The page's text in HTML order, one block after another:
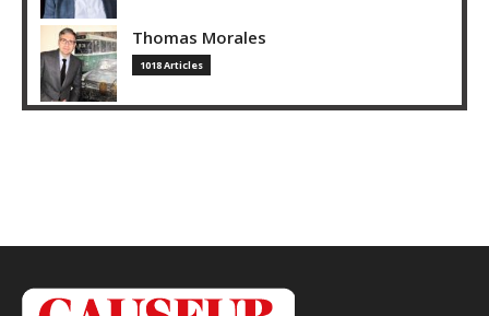
Thomas Morales
1018 Articles